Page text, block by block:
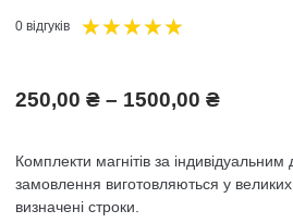
0 відгуків ★★★★★
250,00 ₴ – 1500,00 ₴
Комплекти магнітів за індивідуальним
замовлення виготовляються у великих
визначені строки.